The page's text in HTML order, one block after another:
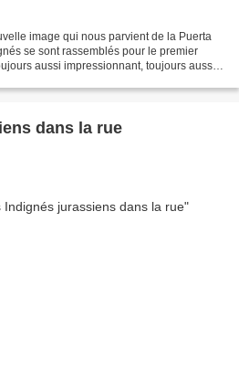
image qui nous parvient de la Puerta
se sont rassemblés pour le premier
aussi impressionnant, toujours aussi
dans la rue